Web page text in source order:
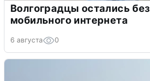
Волгоградцы остались без
мобильного интернета
6 августа 0